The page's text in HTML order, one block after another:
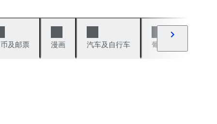
及邮票 漫画 汽车及自行车 葡萄酒及烈性酒